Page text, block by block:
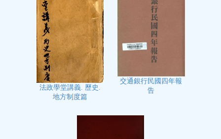
法政學堂講義. 歷史.
地方制度篇
交通銀行民國四年報
告